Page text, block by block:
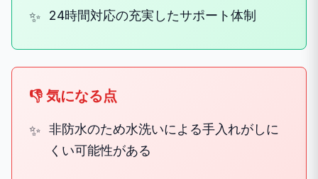
24時間対応の充実したサポート体制
👎 気になる点
非防水のため水洗いによる手入れがしに
くい可能性がある